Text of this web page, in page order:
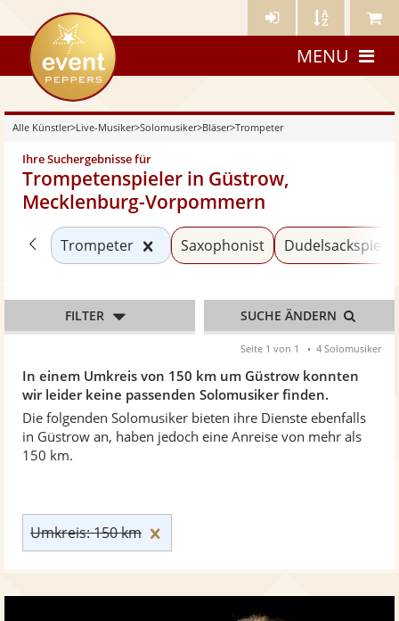
Künstler- Künstler Meine
eventpeppers
MENU
Alle Künstler>Live-Musiker>Solomusiker>Bläser>Trompeter
Ihre Suchergebnisse für
Trompetenspieler in Güstrow,
Mecklenburg-Vorpommern
In einem Umkreis von 150 km um Güstrow konnten
wir leider keine passenden Solomusiker finden.
Die folgenden Solomusiker bieten ihre Dienste ebenfalls
in Güstrow an, haben jedoch eine Anreise von mehr als
150 km.
Zurück zu «Bläser»
Trompeter Kategorie «Trompeter»
Saxophonist Dudelsackspieler
Umkreis: 150 km
FILTER SUCHE ÄNDERN
Seite 1 von 1 4 Solomusiker